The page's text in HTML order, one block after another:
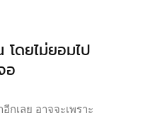
ดยไม่ยอมไป
อ
เลย อาจจะเพราะ